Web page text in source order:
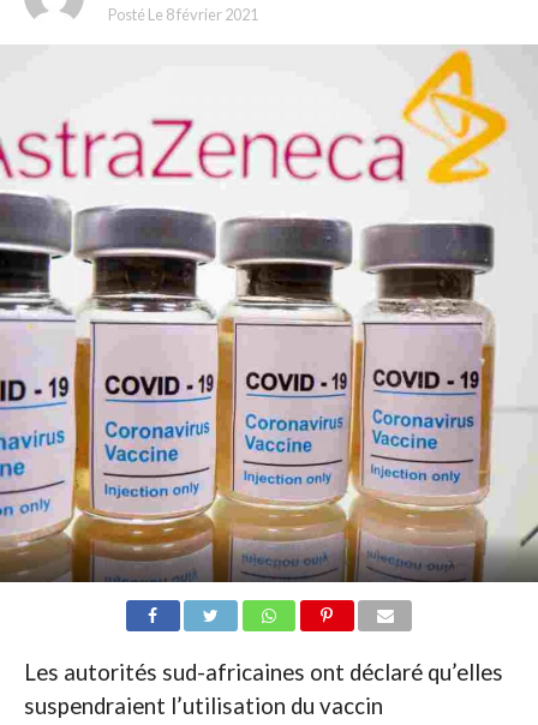
Posté Le 8 février 2021
Les autorités sud-africaines ont déclaré qu’elles
suspendraient l’utilisation du vaccin